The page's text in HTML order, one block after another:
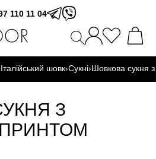
110 11 04
Італійський шовк›Сукні›Шовкова сукня
З